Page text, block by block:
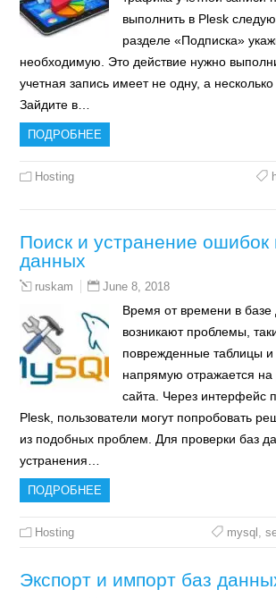
выполнить в Plesk
разделе «Подписка»
необходимую. Это действие нужно
учетная запись имеет не одну, а несколько
Зайдите в…
ПОДРОБНЕЕ
Hosting
Поиск и устранение ошибок
данных
ruskam June 8, 2018
Время от времени в базе
возникают проблемы,
поврежденные таблицы и
напрямую отражается на
сайта. Через интерфейс
Plesk, пользователи могут попробовать
из подобных проблем. Для проверки баз
устранения…
ПОДРОБНЕЕ
Hosting mysql ,
Экспорт и импорт баз